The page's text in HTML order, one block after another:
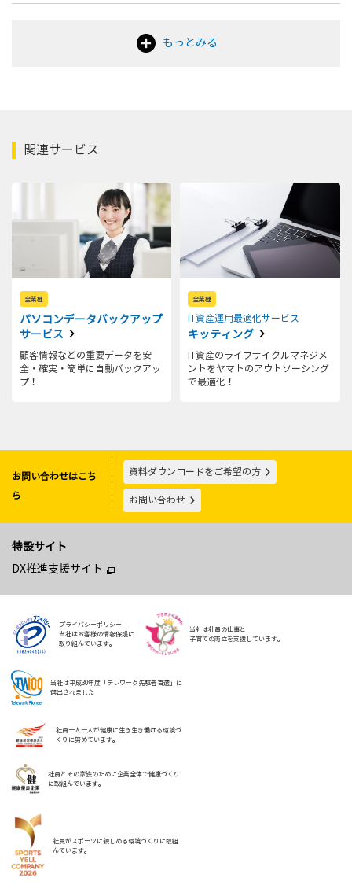
もっとみる
関連サービス
全業種
パソコンデータバックアップ
サービス
顧客情報などの重要データを安
全・確実・簡単に自動バックアッ
プ！
全業種
IT資産運用最適化サービス
キッティング
IT資産のライフサイクルマネジメ
ントをヤマトのアウトソーシング
で最適化！
お問い合わせはこち
ら
資料ダウンロードをご希望の方
お問い合わせ
特設サイト
DX推進支援サイト
プライバシーポリシー
当社はお客様の情報保護に
取り組んでいます。
当社は社員の仕事と
子育ての両立を支援しています。
当社は平成30年度「テレワーク先駆者百選」に
選出されました
社員一人一人が健康に生き生き働ける環境づ
くりに努めています。
社員とその家族のために企業全体で健康づくり
に取組んでいます。
社員がスポーツに親しめる環境づくりに取組
んでいます。